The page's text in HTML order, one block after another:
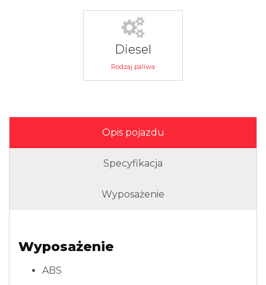
Diesel
Rodzaj paliwa
Opis pojazdu
Specyfikacja
Wyposażenie
Wyposażenie
ABS